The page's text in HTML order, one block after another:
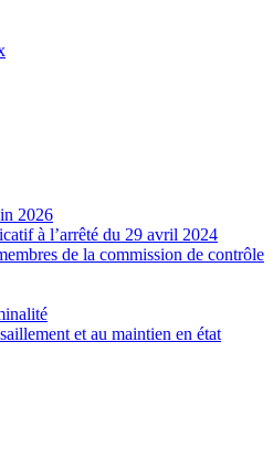
2026
à l’arrêté du 29 avril 2024
de la commission de contrôle
et au maintien en état